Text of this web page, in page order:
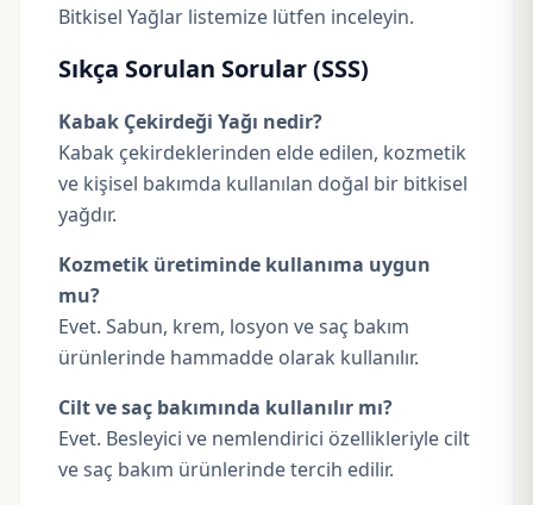
Bitkisel Yağlar listemize lütfen inceleyin.
Sıkça Sorulan Sorular (SSS)
Kabak Çekirdeği Yağı nedir?
Kabak çekirdeklerinden elde edilen, kozmetik
ve kişisel bakımda kullanılan doğal bir bitkisel
yağdır.
Kozmetik üretiminde kullanıma uygun
mu?
Evet. Sabun, krem, losyon ve saç bakım
ürünlerinde hammadde olarak kullanılır.
Cilt ve saç bakımında kullanılır mı?
Evet. Besleyici ve nemlendirici özellikleriyle cilt
ve saç bakım ürünlerinde tercih edilir.